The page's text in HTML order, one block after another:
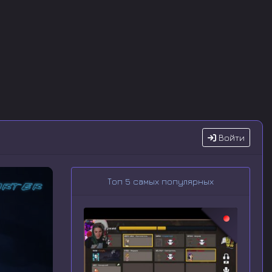
Войти
Топ 5 самых популярных